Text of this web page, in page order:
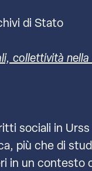
di Stato
collettività
sociali in
più che di
in un contesto